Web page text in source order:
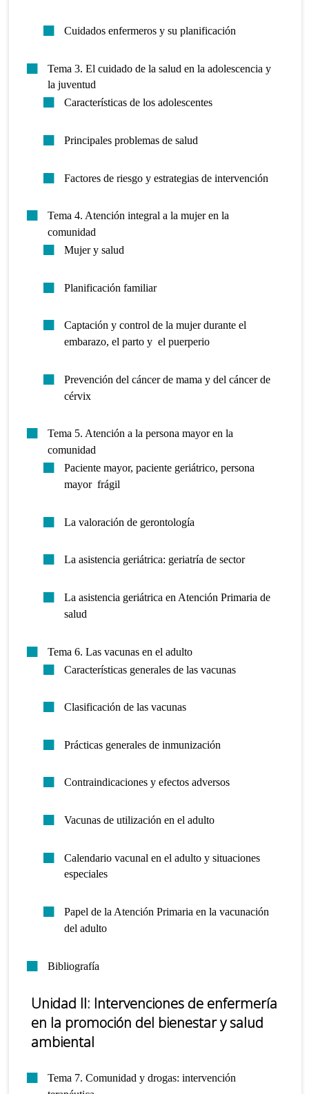
Cuidados enfermeros y su planificación
Tema 3. El cuidado de la salud en la adolescencia y
la juventud
Características de los adolescentes
Principales problemas de salud
Factores de riesgo y estrategias de intervención
Tema 4. Atención integral a la mujer en la
comunidad
Mujer y salud
Planificación familiar
Captación y control de la mujer durante el
embarazo, el parto y el puerperio
Prevención del cáncer de mama y del cáncer de
cérvix
Tema 5. Atención a la persona mayor en la
comunidad
Paciente mayor, paciente geriátrico, persona
mayor frágil
La valoración de gerontología
La asistencia geriátrica: geriatría de sector
La asistencia geriátrica en Atención Primaria de
salud
Tema 6. Las vacunas en el adulto
Características generales de las vacunas
Clasificación de las vacunas
Prácticas generales de inmunización
Contraindicaciones y efectos adversos
Vacunas de utilización en el adulto
Calendario vacunal en el adulto y situaciones
especiales
Papel de la Atención Primaria en la vacunación
del adulto
Bibliografía
Unidad II: Intervenciones de enfermería
en la promoción del bienestar y salud
ambiental
Tema 7. Comunidad y drogas: intervención